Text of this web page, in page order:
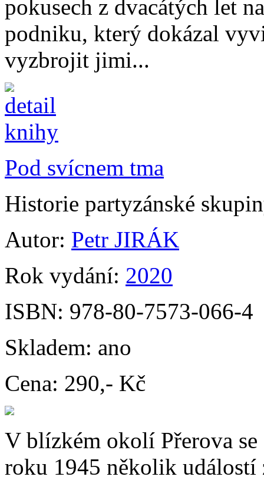
pokusech z dvacátých let
podniku, který dokázal
vyzbrojit jimi...
Pod svícnem tma
Historie partyzánské
Autor: Petr JIRÁK
Rok vydání: 2020
ISBN: 978-80-7573-066-4
Skladem: ano
Cena: 290,- Kč
V blízkém okolí Přerova
roku 1945 několik událostí